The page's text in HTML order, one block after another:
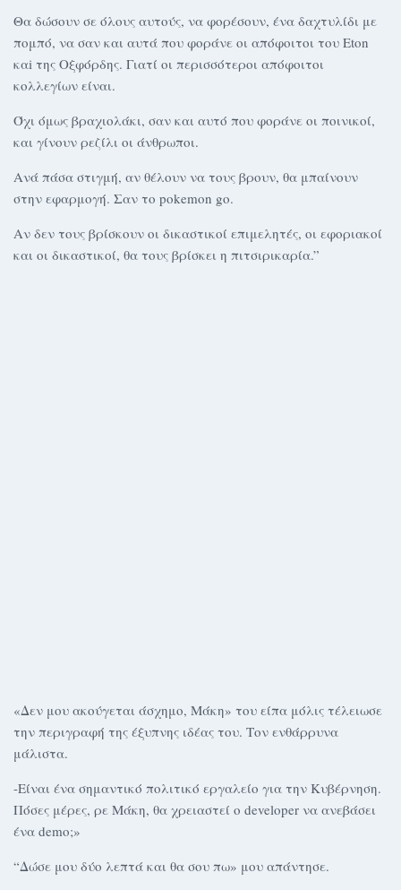
Θα δώσουν σε όλους αυτούς, να φορέσουν, ένα δαχτυλίδι με
πομπό, να σαν και αυτά που φοράνε οι απόφοιτοι του Eton
καi της Οξφόρδης. Γιατί οι περισσότεροι απόφοιτοι
κολλεγίων είναι.
Όχι όμως βραχιολάκι, σαν και αυτό που φοράνε οι ποινικοί,
και γίνουν ρεζίλι οι άνθρωποι.
Ανά πάσα στιγμή, αν θέλουν να τους βρουν, θα μπαίνουν
στην εφαρμογή. Σαν το pokemon go.
Aν δεν τους βρίσκουν οι δικαστικοί επιμελητές, οι εφοριακοί
και οι δικαστικοί, θα τους βρίσκει η πιτσιρικαρία.”
«Δεν μου ακούγεται άσχημο, Μάκη» του είπα μόλις τέλειωσε
την περιγραφή της έξυπνης ιδέας του. Τον ενθάρρυνα
μάλιστα.
-Είναι ένα σημαντικό πολιτικό εργαλείο για την Κυβέρνηση.
Πόσες μέρες, ρε Μάκη, θα χρειαστεί ο developer να ανεβάσει
ένα demo;»
“Δώσε μου δύο λεπτά και θα σου πω» μου απάντησε.